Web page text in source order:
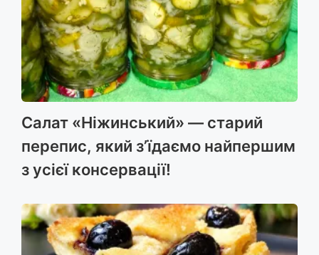
Салат «Ніжинський» — старий
перепис, який з’їдаємо найпершим
з усієї консервації!